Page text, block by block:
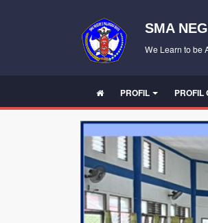
SMA
We Learn to be
PROFIL PROFIL